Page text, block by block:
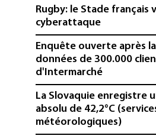
Rugby: le Stade français
cyberattaque
Enquête ouverte après
données de 300.000
d'Intermarché
La Slovaquie enregistre
absolu de 42,2°C
météorologiques)